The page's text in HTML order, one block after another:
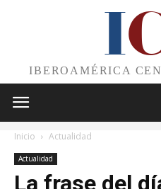
I
IBEROAMÉRICA
Inicio Actualidad
Actualidad
La frase del